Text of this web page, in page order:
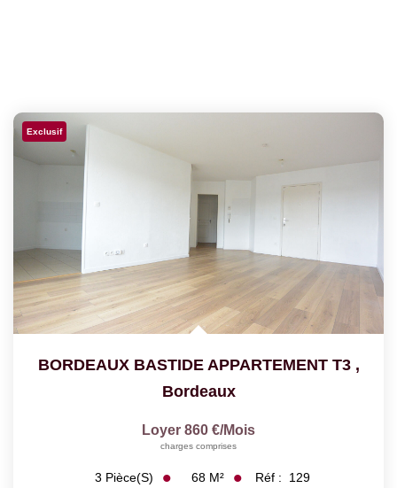
Exclusif
BORDEAUX BASTIDE APPARTEMENT T3 ,
Bordeaux
Loyer 860 €/mois
charges comprises
3 Pièce(s) 68 M² Réf : 129